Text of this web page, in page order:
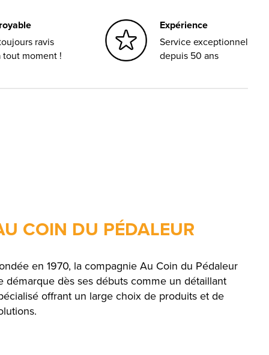
ravis
tout moment !
Expérience
Service exceptionnel
depuis 50 ans
COIN DU PÉDALEUR
en 1970, la compagnie Au Coin du Pédaleur
démarque dès ses débuts comme un détaillant
offrant un large choix de produits et de